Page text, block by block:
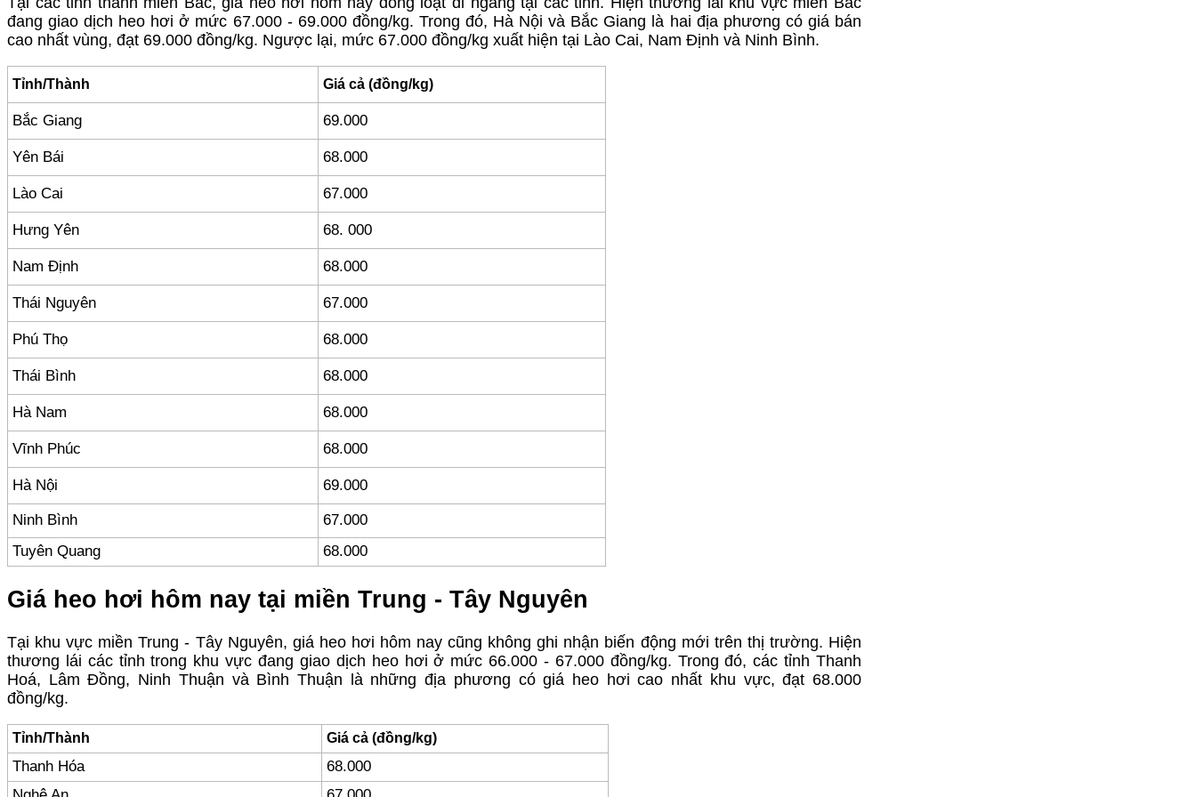
đang giao dịch heo hơi ở mức 67.000 - 69.000 đồng/kg. Trong đó, Hà Nội và Bắc Giang là hai địa phương có giá bán
cao nhất vùng, đạt 69.000 đồng/kg. Ngược lại, mức 67.000 đồng/kg xuất hiện tại Lào Cai, Nam Định và Ninh Bình.
Tỉnh/Thành Giá cả (đồng/kg)
Bắc Giang 69.000
Yên Bái 68.000
Lào Cai 67.000
Hưng Yên 68. 000
Nam Định 68.000
Thái Nguyên 67.000
Phú Thọ 68.000
Thái Bình 68.000
Hà Nam 68.000
Vĩnh Phúc 68.000
Hà Nội 69.000
Ninh Bình
67.000
Tuyên Quang
68.000
Giá heo hơi hôm nay tại miền Trung - Tây Nguyên
Tại khu vực miền Trung - Tây Nguyên, giá heo hơi hôm nay cũng không ghi nhận biến động mới trên thị trường. Hiện
thương lái các tỉnh trong khu vực đang giao dịch heo hơi ở mức 66.000 - 67.000 đồng/kg. Trong đó, các tỉnh Thanh
Hoá, Lâm Đồng, Ninh Thuận và Bình Thuận là những địa phương có giá heo hơi cao nhất khu vực, đạt 68.000
đồng/kg.
Tỉnh/Thành Giá cả (đồng/kg)
Thanh Hóa
68.000